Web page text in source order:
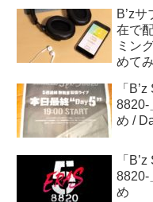
B’z
在で
ミン
めて
「
8820-
め /
「
8820-
め